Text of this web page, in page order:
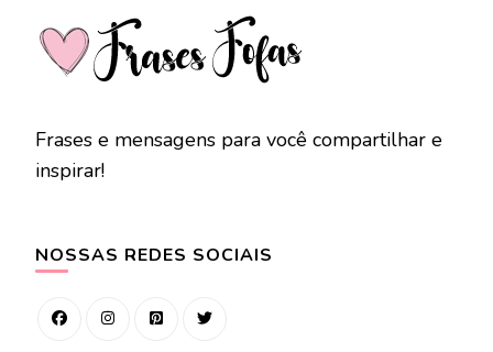
Frases e mensagens para você compartilhar e
inspirar!
NOSSAS REDES SOCIAIS